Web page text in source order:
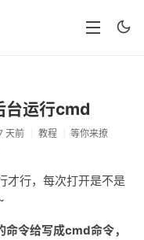
运行cmd
天前 教程
等你来撩
才行，每次打开是不是
令给写成cmd命令，